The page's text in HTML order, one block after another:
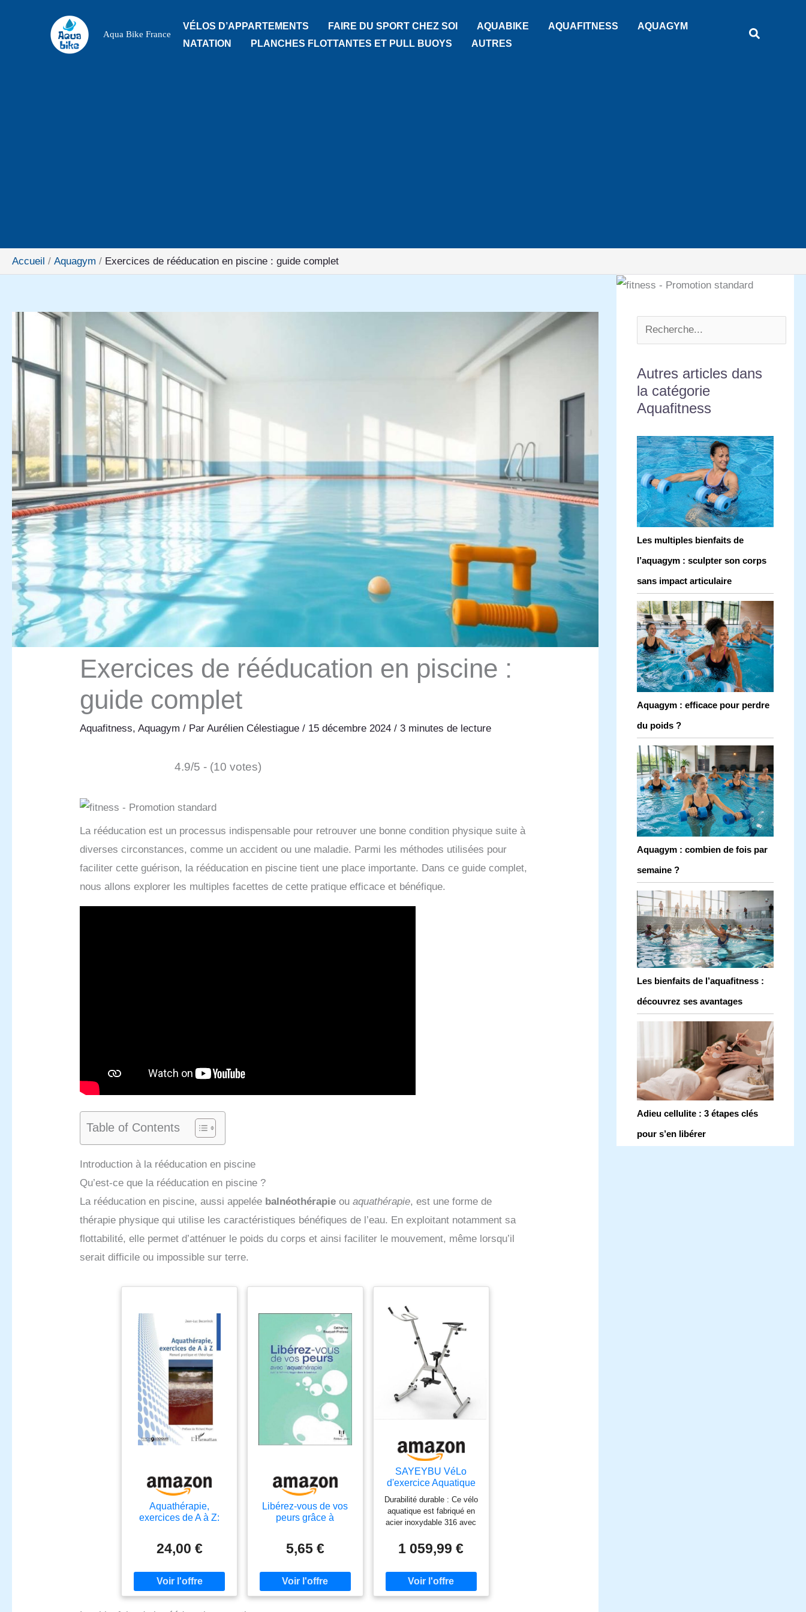
Aqua Bike France
VÉLOS D’APPARTEMENTS FAIRE DU SPORT CHEZ SOI AQUABIKE AQUAFITNESS
AQUAGYM
NATATION
PLANCHES FLOTTANTES ET PULL BUOYS AUTRES
Accueil Aquagym Exercices de rééducation en piscine : guide complet
Exercices de rééducation en piscine :
guide complet
Aquafitness,Aquagym / ParAurélien Célestiague/ 15 décembre 2024/3 minutes de lecture
4.9/5 - (10 votes)
La rééducation est un processus indispensable pour retrouver une bonne condition physique suite à
diverses circonstances, comme un accident ou une maladie. Parmi les méthodes utilisées pour
faciliter cette guérison, la rééducation en piscine tient une place importante. Dans ce guide complet,
nous allons explorer les multiples facettes de cette pratique efficace et bénéfique.
Table of Contents
Introduction à la rééducation en piscine
Qu’est-ce que la rééducation en piscine ?
La rééducation en piscine, aussi appelée balnéothérapie ouaquathérapie, est une forme de
thérapie physique qui utilise les caractéristiques bénéfiques de l’eau. En exploitant notamment sa
flottabilité, elle permet d’atténuer le poids du corps et ainsi faciliter le mouvement, même lorsqu’il
serait difficile ou impossible sur terre.
Aquathérapie,
exercices de A à Z:
24,00 €
Libérez-vous de vos
peurs grâce à
5,65 €
SAYEYBU VéLo
d'exercice Aquatique
pour Piscine, VéLo
Aquatique en Acier
Inoxydable 361,
RéSistances
d'exercice Portable
et
L'EntraîNement,Argen
t
Durabilité durable : Ce vélo
aquatique est fabriqué en
acier inoxydable 316 avec
compatible avec l'eau
chlorée, thermale et de
aux rayures est
spécialement conçue pour
protéger les surfaces de
1 059,99 €
Autres articles dans
la catégorie
Aquafitness
Les multiples bienfaits de
l’aquagym : sculpter son corps
sans impact articulaire
Aquagym : efficace pour perdre
du poids ?
Aquagym : combien de fois par
semaine ?
Les bienfaits de l’aquafitness :
découvrez ses avantages
Adieu cellulite : 3 étapes clés
pour s’en libérer